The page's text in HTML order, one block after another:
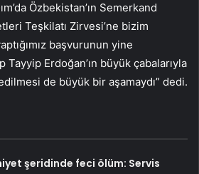
Özbekistan’ın Semerkand
Teşkilatı Zirvesi’ne bizim
başvurunun yine
Tayyip Erdoğan’ın büyük çabalarıyla
de büyük bir aşamaydı” dedi.
şeridinde feci ölüm: Servis